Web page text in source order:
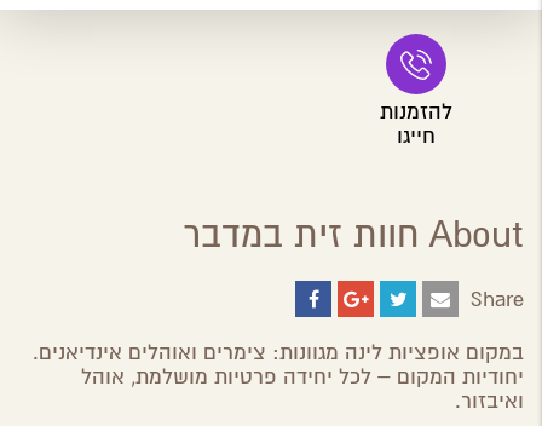
להזמנות
חייגו
About חוות זית במדבר
Share
Email
Twitter
Google
Plus
במקום אופציות לינה מגוונות: צימרים ואוהלים אינדיאנים.
יחודיות המקום – לכל יחידה פרטיות מושלמת, אוהל
ואיבזור.